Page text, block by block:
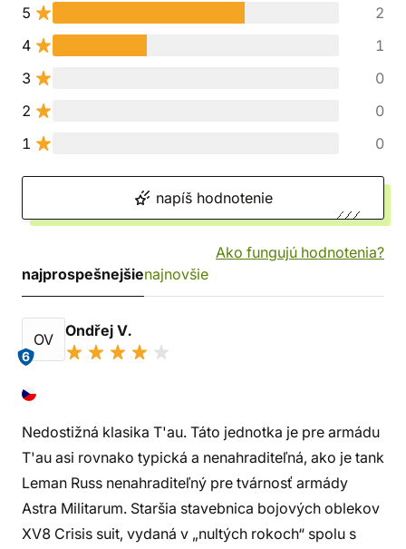
5
2
4
1
3
0
2
0
1
0
napíš hodnotenie
Ako fungujú hodnotenia?
najprospešnejšienajnovšie
OV
6
Ondřej V.
Nedostižná klasika T'au. Táto jednotka je pre armádu
T'au asi rovnako typická a nenahraditeľná, ako je tank
Leman Russ nenahraditeľný pre tvárnosť armády
Astra Militarum. Staršia stavebnica bojových oblekov
XV8 Crisis suit, vydaná v „nultých rokoch“ spolu s